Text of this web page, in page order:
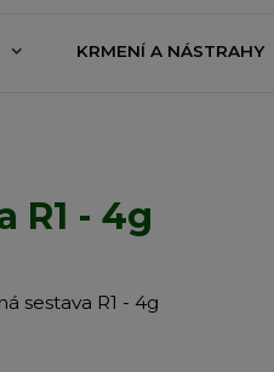
KRMENÍ A NÁSTRAHY
R1 - 4g